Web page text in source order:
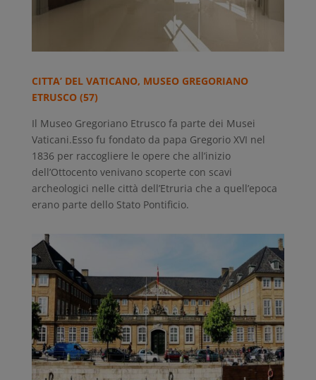
CITTA’ DEL VATICANO, MUSEO GREGORIANO
ETRUSCO (57)
Il Museo Gregoriano Etrusco fa parte dei Musei
Vaticani.Esso fu fondato da papa Gregorio XVI nel
1836 per raccogliere le opere che all’inizio
dell’Ottocento venivano scoperte con scavi
archeologici nelle città dell’Etruria che a quell’epoca
erano parte dello Stato Pontificio.